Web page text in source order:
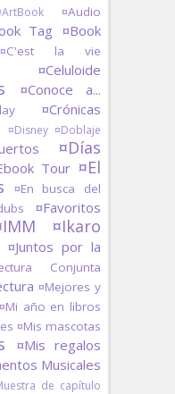
¤Audio
Tag
¤Book
¤C'est la vie
¤Celuloide
¤Conoce a...
¤Crónicas
¤Disney ¤Doblaje
¤Días
Tour ¤El
¤En busca del
¤Favoritos
¤Ikaro
¤Juntos por la
Conjunta
¤Mejores y
¤Mi año en libros
¤Mis mascotas
¤Mis regalos
Musicales
de capítulo